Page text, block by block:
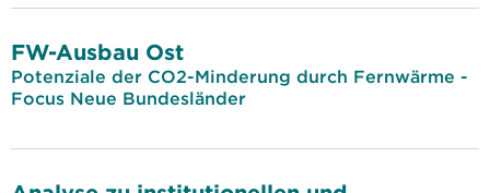
FW-Ausbau Ost
Potenziale der CO2-Minderung durch Fernwärme -
Focus Neue Bundesländer